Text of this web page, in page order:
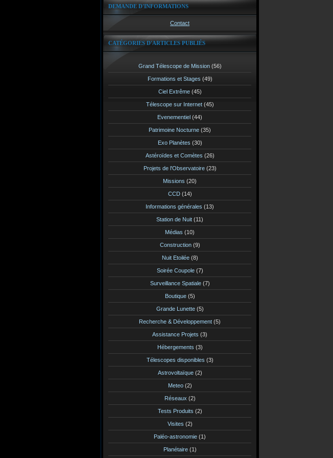
DEMANDE D'INFORMATIONS
Contact
CATÉGORIES D'ARTICLES PUBLIÉS
Grand Télescope de Mission(56)
Formations et Stages (49)
Ciel Extrême(45)
Télescope sur Internet(45)
Evenementiel (44)
Patrimoine Nocturne (35)
Exo Planètes (30)
Astéroïdes et Comètes (26)
Projets de l'Observatoire(23)
Missions (20)
CCD(14)
Informations générales (13)
Station de Nuit (11)
Médias (10)
Construction(9)
Nuit Etoilée(8)
Soirée Coupole(7)
Surveillance Spatiale(7)
Boutique(5)
Grande Lunette(5)
Recherche & Développement (5)
Assistance Projets (3)
Hébergements (3)
Télescopes disponibles (3)
Astrovoltaïque(2)
Meteo(2)
Réseaux (2)
Tests Produits (2)
Visites (2)
Paléo-astronomie (1)
Planétaire(1)